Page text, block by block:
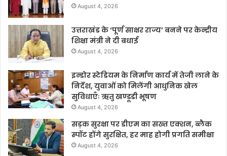
August 4, 2026
उत्तराखंड के ‘पूर्ण साक्षर राज्य’ बनने पर केन्द्रीय
शिक्षा मंत्री ने दी बधाई
August 4, 2026
इन्डोर स्टेडियम के निर्माण कार्य में तेजी लाने के
निर्देश, युवाओं को मिलेंगी आधुनिक खेल
सुविधाएँः ऋतु खण्डूडी भूषण
August 4, 2026
सड़क सुरक्षा पर डीएम का सख्त एक्शन, ब्लैक
स्पॉट होंगे सुरक्षित, हर माह होगी प्रगति समीक्षा
August 4, 2026